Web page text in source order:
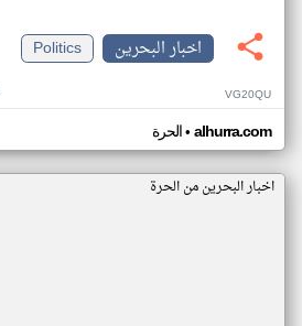
اخبار البحرين
Politics
VG20QU
الحرة• alhurra.com
اخبار البحرين من الحرة